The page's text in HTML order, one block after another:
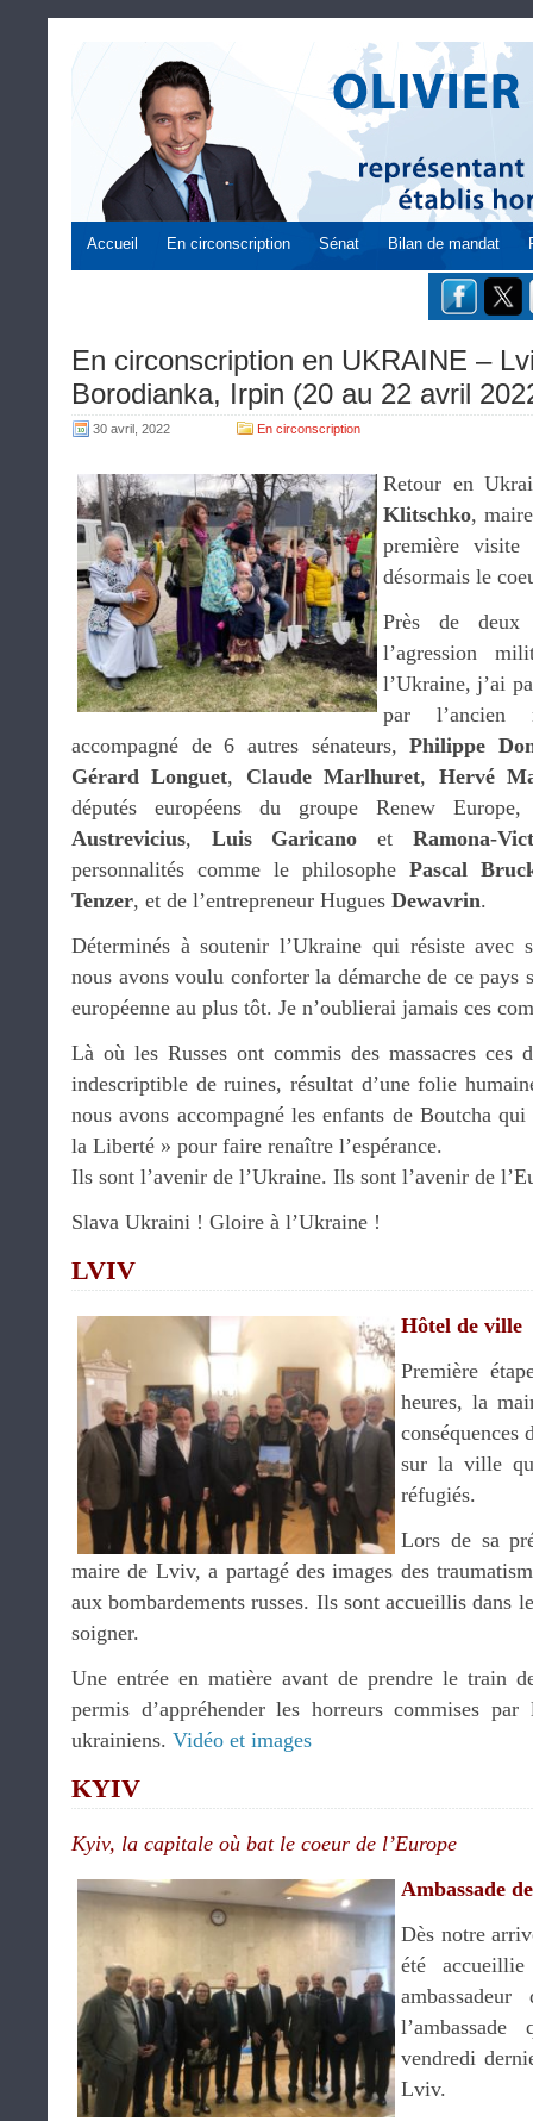
Accueil En circonscription Sénat Bilan de mandat
En circonscription en UKRAINE –
Borodianka, Irpin (20 au 22 avril
30 avril, 2022 En circonscription
Retour en
Klitschko,
première
désormais le
Près de
l’agression
l’Ukraine, j’ai
par
accompagné de 6 autres sénateurs,Philippe
Gérard Longuet, Claude Marlhuret, Hervé
députés européens du groupe Renew Europe,
Austrevicius, Luis Garicano et Ramona-
personnalités comme le philosophe Pascal
Tenzer, et de l’entrepreneur Hugues Dewavrin.
Déterminés à soutenir l’Ukraine qui résiste avec
nous avons voulu conforter la démarche de ce pays
européenne au plus tôt. Je n’oublierai jamais ces
Là où les Russes ont commis des massacres ces
indescriptible de ruines, résultat d’une folie
nous avons accompagné les enfants de Boutcha
la Liberté » pour faire renaître l’espérance.
Ils sont l’avenir de l’Ukraine. Ils sont l’avenir de
Slava Ukraini ! Gloire à l’Ukraine !
LVIV
Hôtel de ville
Première
heures, la
conséquences
sur la ville
réfugiés.
Lors de sa
maire de Lviv, a partagé des images des
aux bombardements russes. Ils sont accueillis dans
soigner.
Une entrée en matière avant de prendre le train
permis d’appréhender les horreurs commises
ukrainiens. Vidéo et images
KYIV
Kyiv, la capitale où bat le coeur de l’Europe
Ambassade
Dès notre
été
vendredi
Lviv.